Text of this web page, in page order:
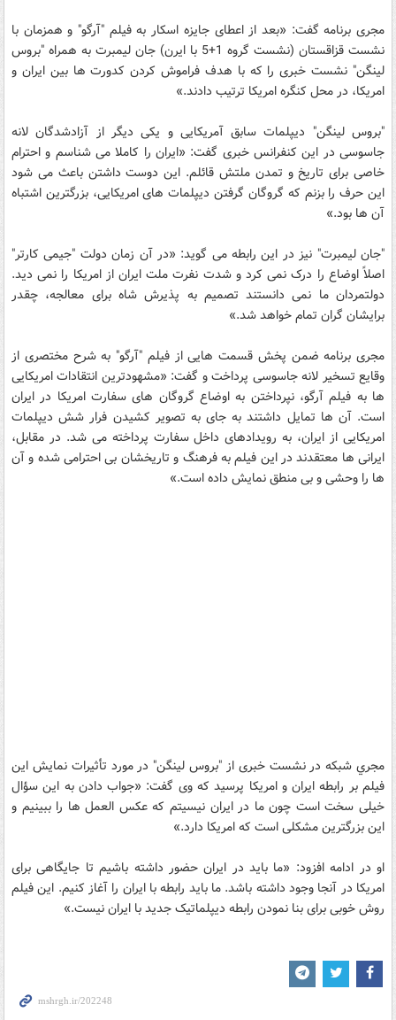
مجری برنامه گفت: «بعد از اعطای جایزه اسکار به فیلم "آرگو" و همزمان با
نشست قزاقستان (نشست گروه 1+5 با ایرن) جان ليمبرت به همراه "بروس
لینگن" نشست خبری را که با هدف فراموش کردن کدورت ها بین ایران و
امریکا، در محل کنگره امریکا ترتیب دادند.»
"بروس لینگن" دیپلمات‌ سابق آمریکایی و یکی دیگر از آزادشدگان لانه
جاسوسی در این کنفرانس خبری گفت: «ایران را کاملا می شناسم و احترام
خاصی برای تاریخ و تمدن ملتش قائلم. این دوست داشتن باعث می شود
این حرف را بزنم که گروگان گرفتن دیپلمات های امریکایی، بزرگترین اشتباه
آن ها بود.»
"جان ليمبرت" نیز در این رابطه می گوید: «در آن زمان دولت "جیمی کارتر"
اصلاً اوضاع را درک نمی کرد و شدت نفرت ملت ایران از امریکا را نمی دید.
دولتمردان ما نمی دانستند تصمیم به پذیرش شاه برای معالجه، چقدر
برایشان گران تمام خواهد شد.»
مجری برنامه ضمن پخش قسمت هایی از فیلم "آرگو" به شرح مختصری از
وقایع تسخیر لانه جاسوسی پرداخت و گفت: «مشهودترین انتقادات امریکایی
ها به فیلم آرگو، نپرداختن به اوضاع گروگان های سفارت امریکا در ایران
است. آن ها تمایل داشتند به جای به تصویر کشیدن فرار شش دیپلمات
امریکایی از ایران، به رویدادهای داخل سفارت پرداخته می شد. در مقابل،
ایرانی ها معتقدند در این فیلم به فرهنگ و تاریخشان بی احترامی شده و آن
ها را وحشی و بی منطق نمایش داده است.»
مجري شبكه در نشست خبری از "بروس لینگن" در مورد تأثیرات نمایش این
فیلم بر رابطه ایران و امریکا پرسید که وی گفت: «جواب دادن به این سؤال
خیلی سخت است چون ما در ایران نیسیتم که عکس العمل ها را ببینیم و
این بزرگترین مشکلی است که امریکا دارد.»
او در ادامه افزود: «ما باید در ایران حضور داشته باشیم تا جایگاهی برای
امریکا در آنجا وجود داشته باشد. ما باید رابطه با ایران را آغاز کنیم. این فیلم
روش خوبی برای بنا نمودن رابطه دیپلماتیک جدید با ایران نیست.»